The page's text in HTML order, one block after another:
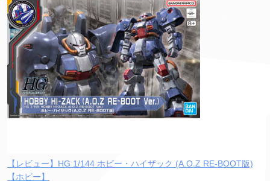
【レビュー】HG 1/144 ホビー・ハイザック (A.O.Z RE-BOOT版)
【ホビー】